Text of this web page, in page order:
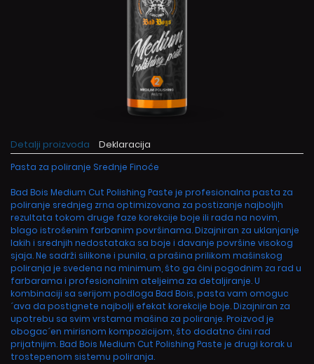
Detalji proizvoda Deklaracija
Pasta za poliranje Srednje Finoće
Bad Bois Medium Cut Polishing Paste je profesionalna pasta za
poliranje srednjeg zrna optimizovana za postizanje najboljih
rezultata tokom druge faze korekcije boje ili rada na novim,
blago istrošenim farbanim površinama. Dizajniran za uklanjanje
lakih i srednjih nedostataka sa boje i davanje površine visokog
sjaja. Ne sadrži silikone i punila, a prašina prilikom mašinskog
poliranja je svedena na minimum, što ga čini pogodnim za rad u
farbarama i profesionalnim ateljeima za detaljiranje. U
kombinaciji sa serijom podloga Bad Bois, pasta vam omoguc
´ava da postignete najbolji efekat korekcije boje. Dizajniran za
upotrebu sa svim vrstama mašina za poliranje. Proizvod je
obogac´en mirisnom kompozicijom, što dodatno čini rad
prijatnijim. Bad Bois Medium Cut Polishing Paste je drugi korak u
trostepenom sistemu poliranja.